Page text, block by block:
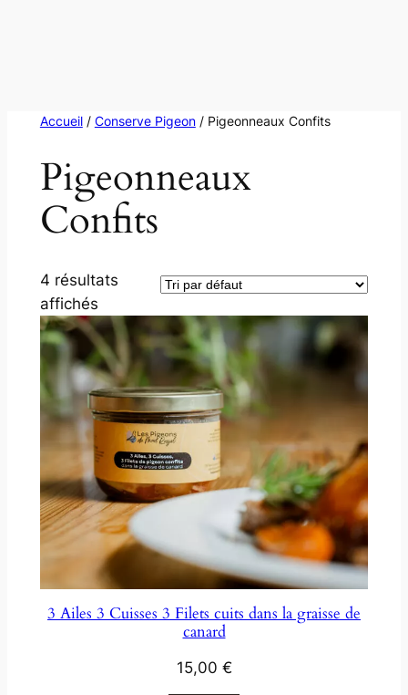
Accueil/ Conserve Pigeon/ Pigeonneaux Confits
Pigeonneaux
Confits
4 résultats
affichés
3 Ailes 3 Cuisses 3 Filets cuits dans la graisse de
canard
15,00 €